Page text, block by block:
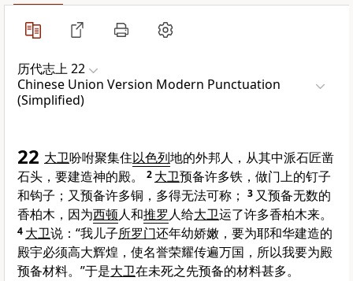
历代志上 22
Chinese Union Version Modern Punctuation
(Simplified)
22 大卫吩咐聚集住以色列地的外邦人，从其中派石匠凿
石头，要建造神的殿。
2 大卫预备许多铁，做门上的钉子
和钩子；又预备许多铜，多得无法可称；
3 又预备无数的
香柏木，因为西顿人和推罗人给大卫运了许多香柏木来。
4 大卫说：“我儿子所罗门还年幼娇嫩，要为耶和华建造的
殿宇必须高大辉煌，使名誉荣耀传遍万国，所以我要为殿
预备材料。”于是大卫在未死之先预备的材料甚多。